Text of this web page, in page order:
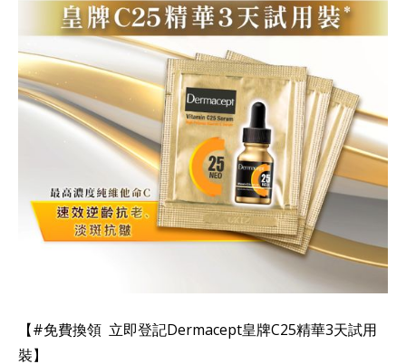
【#免費換領 立即登記Dermacept皇牌C25精華3天試用
裝】